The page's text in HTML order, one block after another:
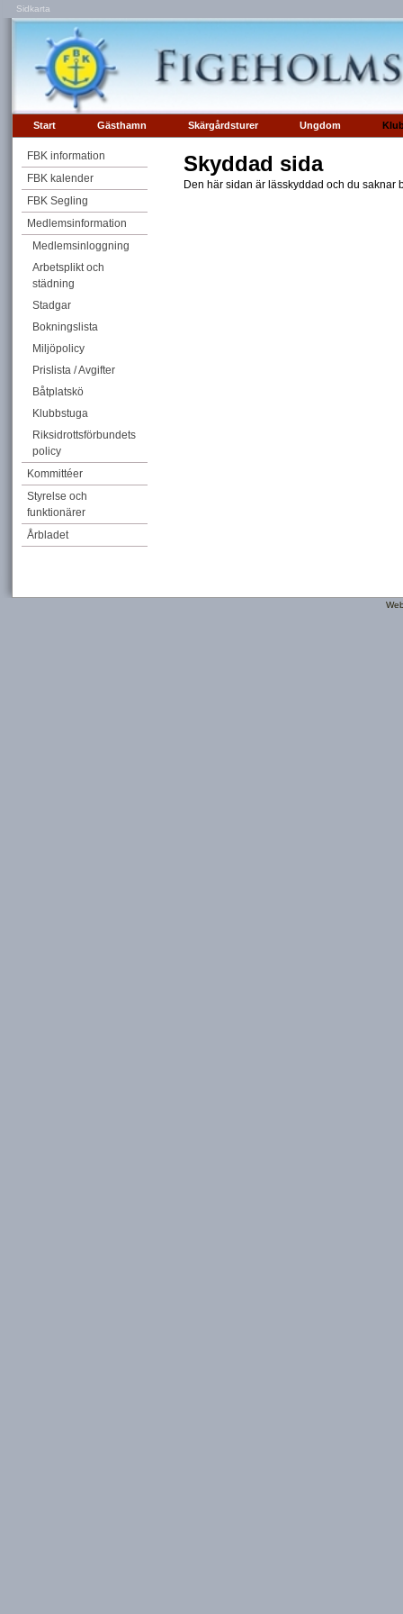
Sidkarta
Start Gästhamn Skärgårdsturer Ungdom
FBK information
FBK kalender
FBK Segling
Medlemsinformation
Medlemsinloggning
Arbetsplikt och
städning
Stadgar
Bokningslista
Miljöpolicy
Prislista / Avgifter
Båtplatskö
Klubbstuga
Riksidrottsförbundets
policy
Kommittéer
Styrelse och
funktionärer
Årbladet
Skyddad sida
Den här sidan är lässkyddad och du saknar